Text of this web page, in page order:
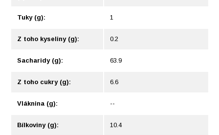
Tuky (g): 1
Z toho kyseliny (g): 0.2
Sacharidy (g): 63.9
Z toho cukry (g): 6.6
Vláknina (g): --
Bílkoviny (g): 10.4